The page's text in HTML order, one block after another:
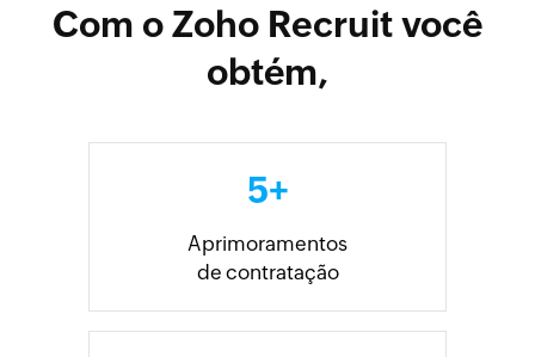
Com o Zoho Recruit você
obtém,
5+
Aprimoramentos
de contratação